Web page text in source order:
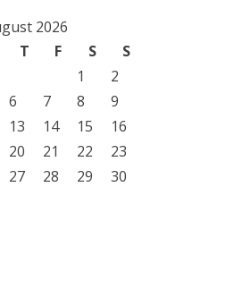
2026
T F S
S
1
2
6 7 8
9
13 14 15
16
20 21 22
23
27 28 29
30